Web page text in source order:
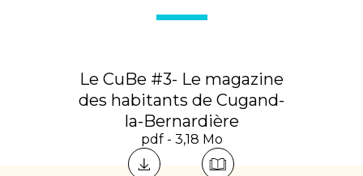
Le CuBe #3- Le magazine
des habitants de Cugand-
la-Bernardière
pdf - 3,18 Mo